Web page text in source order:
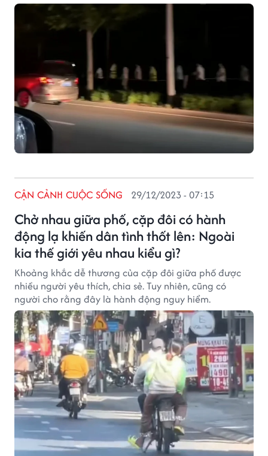
Chở nhau giữa phố, cặp đôi có hành
động lạ khiến dân tình thốt lên: Ngoài
kia thế giới yêu nhau kiểu gì?
CẬN CẢNH CUỘC SỐNG 29/12/2023 - 07:15
Khoảng khắc dễ thương của cặp đôi giữa phố được
nhiều người yêu thích, chia sẻ. Tuy nhiên, cũng có
người cho rằng đây là hành động nguy hiểm.